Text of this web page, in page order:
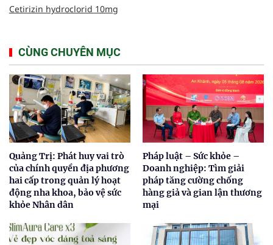
Cetirizin hydroclorid 10mg
CÙNG CHUYÊN MỤC
Quảng Trị: Phát huy vai trò
của chính quyền địa phương
hai cấp trong quản lý hoạt
động nha khoa, bảo vệ sức
khỏe Nhân dân
Pháp luật – Sức khỏe –
Doanh nghiệp: Tìm giải
pháp tăng cường chống
hàng giả và gian lận thương
mại